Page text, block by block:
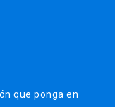
que ponga en